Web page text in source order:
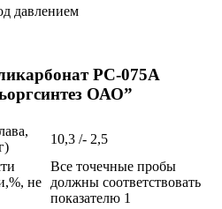
давлением
РС-075A
ОАО”
10,3 /- 2,5
не
Все точечные пробы
должны соответствовать
показателю 1